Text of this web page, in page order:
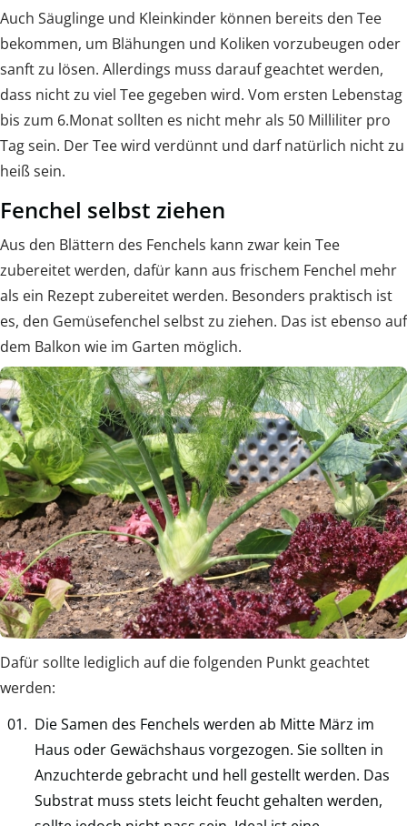
Auch Säuglinge und Kleinkinder können bereits den Tee
bekommen, um Blähungen und Koliken vorzubeugen oder
sanft zu lösen. Allerdings muss darauf geachtet werden,
dass nicht zu viel Tee gegeben wird. Vom ersten Lebenstag
bis zum 6.Monat sollten es nicht mehr als 50 Milliliter pro
Tag sein. Der Tee wird verdünnt und darf natürlich nicht zu
heiß sein.
Fenchel selbst ziehen
Aus den Blättern des Fenchels kann zwar kein Tee
zubereitet werden, dafür kann aus frischem Fenchel mehr
als ein Rezept zubereitet werden. Besonders praktisch ist
es, den Gemüsefenchel selbst zu ziehen. Das ist ebenso auf
dem Balkon wie im Garten möglich.
Dafür sollte lediglich auf die folgenden Punkt geachtet
werden:
Die Samen des Fenchels werden ab Mitte März im
Haus oder Gewächshaus vorgezogen. Sie sollten in
Anzuchterde gebracht und hell gestellt werden. Das
Substrat muss stets leicht feucht gehalten werden,